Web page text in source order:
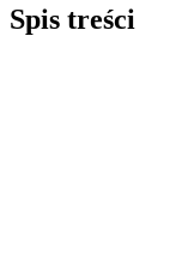
Spis treści